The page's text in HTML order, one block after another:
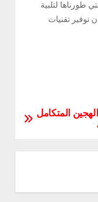
طورناها لتلبية
توفير تقنيات
المتكامل